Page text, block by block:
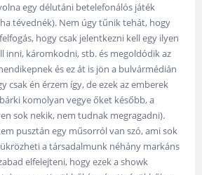
egy délutáni betelefonálós játék
tévednék). Nem úgy tűnik tehát, hogy
hogy csak jelentkezni kell egy ilyen
inni, káromkodni, stb. és megoldódik az
és ez át is jön a bulvármédián
csak én érzem így, de ezek az emberek
komolyan vegye őket később, a
sok nekik, nem tudnak megragadni).
pusztán egy műsorról van szó, ami sok
a társadalmunk néhány markáns
elfelejteni, hogy ezek a showk